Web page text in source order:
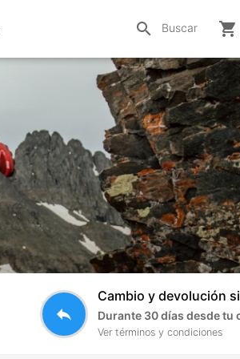
search Buscar shopping_cart
reply
Cambio y devolución
Durante 30 días desde tu
Ver términos y condiciones